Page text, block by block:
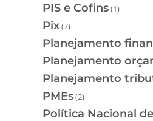
PIS e Cofins(1)
Pix(7)
Planejamento
Planejamento
Planejamento
PMEs(2)
Política Nacional